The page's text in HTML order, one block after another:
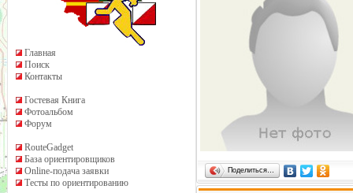
Главная
Поиск
Контакты
Гостевая Книга
Фотоальбом
Форум
RouteGadget
База ориентировщиков
Online-подача заявки
Тесты по ориентированию
Поделиться…